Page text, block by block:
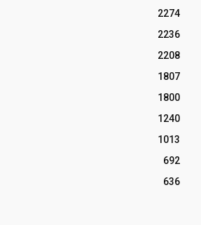
2274
2236
2208
1807
1800
1240
1013
692
636